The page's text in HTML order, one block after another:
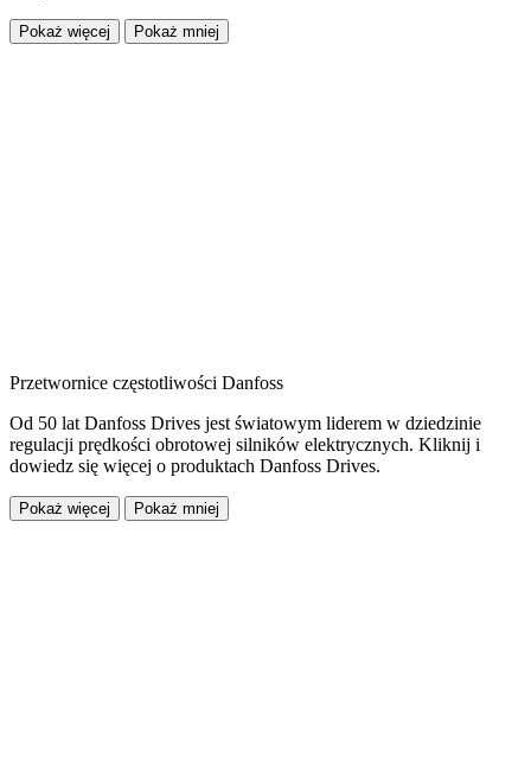
Pokaż więcej Pokaż mniej
Przetwornice częstotliwości Danfoss
Od 50 lat Danfoss Drives jest światowym liderem w dziedzinie
regulacji prędkości obrotowej silników elektrycznych. Kliknij i
dowiedz się więcej o produktach Danfoss Drives.
Pokaż więcej Pokaż mniej